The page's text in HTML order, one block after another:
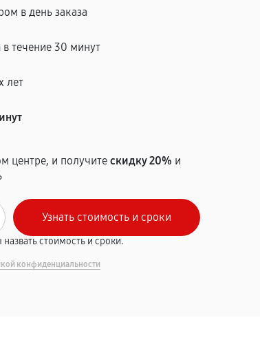
в день заказа
в течение 30 минут
лет
центре, и получитескидку 20% и
назвать стоимость и сроки.
конфиденциальности